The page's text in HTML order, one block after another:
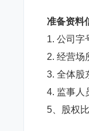
准备资料
1. 公司字
2. 经营场
3. 全体股
4. 监事人
5、股权